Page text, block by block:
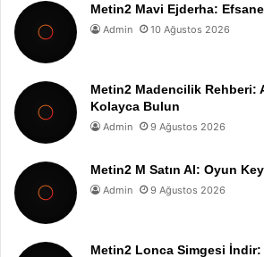
Metin2 Mavi Ejderha:
Admin 10 Ağustos 2026
Metin2 Madencilik Rehberi:
Kolayca Bulun
Admin 9 Ağustos 2026
Metin2 M Satın Al: Oyun
Admin 9 Ağustos 2026
Metin2 Lonca Simgesi İndir: